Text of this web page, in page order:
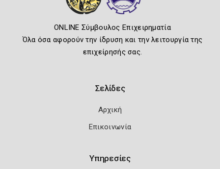
ONLINE Σύμβουλος Επιχειρηματία
Όλα όσα αφορούν την ίδρυση και την λειτουργία της
επιχείρησής σας.
Σελίδες
Αρχική
Επικοινωνία
Υπηρεσίες